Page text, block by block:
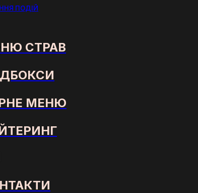
ПОДІЙ
СТРАВ
МЕНЮ